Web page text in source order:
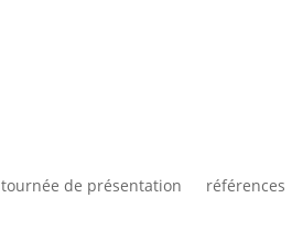
tournée de présentation références